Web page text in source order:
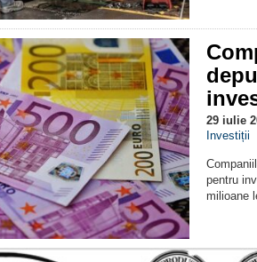
29 iulie
Investiții
pentru
milioane